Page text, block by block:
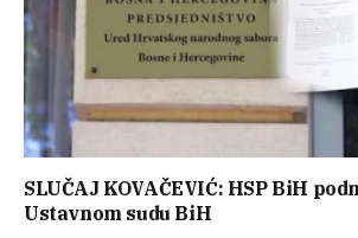
SLUČAJ KOVAČEVIĆ: HSP BiH
Ustavnom sudu BiH